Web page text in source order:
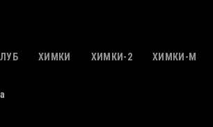
ХИМКИ ХИМКИ-2 ХИМКИ-M